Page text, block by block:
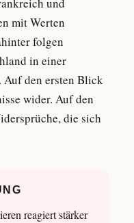
und
mit Werten
folgen
in einer
Auf den ersten Blick
wider. Auf den
die sich
reagiert stärker